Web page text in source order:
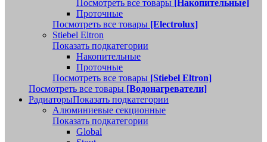
Посмотреть все товары [Накопительные]
Проточные
Посмотреть все товары [Electrolux]
Stiebel Eltron
Показать подкатегории
Накопительные
Проточные
Посмотреть все товары [Stiebel Eltron]
Посмотреть все товары [Водонагреватели]
РадиаторыПоказать подкатегории
Алюминиевые секционные
Показать подкатегории
Global